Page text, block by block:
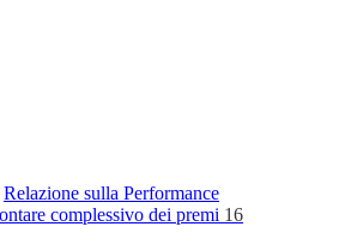
Relazione sulla Performance
complessivo dei premi 16